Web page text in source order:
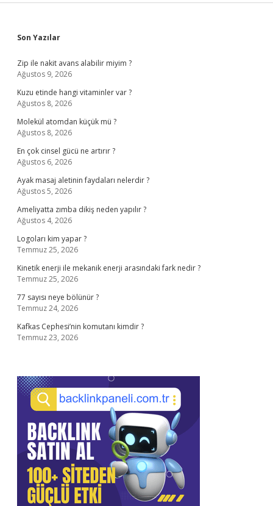
Sidebar
Son Yazılar
Zip ile nakit avans alabilir miyim ?
Ağustos 9, 2026
Kuzu etinde hangi vitaminler var ?
Ağustos 8, 2026
Molekül atomdan küçük mü ?
Ağustos 8, 2026
En çok cinsel gücü ne artırır ?
Ağustos 6, 2026
Ayak masaj aletinin faydaları nelerdir ?
Ağustos 5, 2026
Ameliyatta zımba dikiş neden yapılır ?
Ağustos 4, 2026
Logoları kim yapar ?
Temmuz 25, 2026
Kinetik enerji ile mekanik enerji arasındaki fark nedir ?
Temmuz 25, 2026
77 sayısı neye bölünür ?
Temmuz 24, 2026
Kafkas Cephesi’nin komutanı kimdir ?
Temmuz 23, 2026